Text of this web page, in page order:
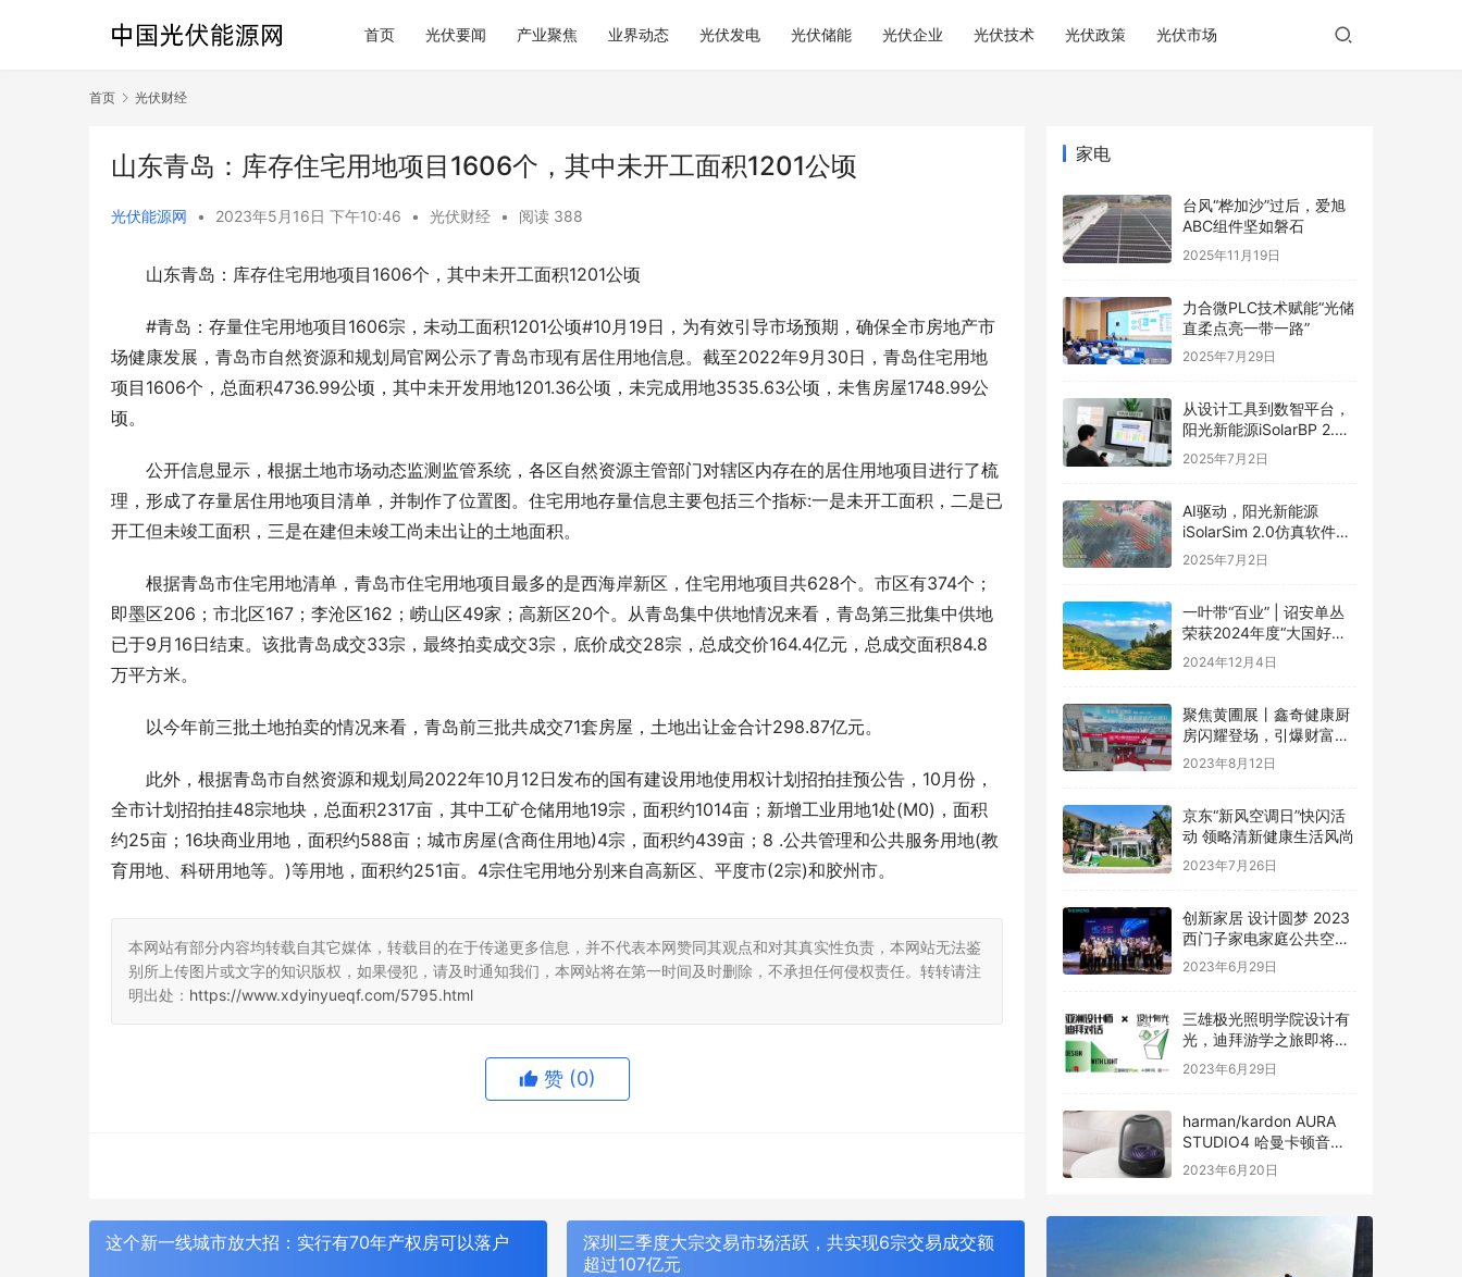
首页 光伏要闻 产业聚焦 业界动态 光伏发电 光伏储能 光伏企业 光伏技术 光伏政策 光伏市场
首页 光伏财经
山东青岛：库存住宅用地项目1606个，其中未开工面积1201公顷
光伏能源网 • 2023年5月16日 下午10:46 • 光伏财经 • 阅读 388
山东青岛：库存住宅用地项目1606个，其中未开工面积1201公顷
#青岛：存量住宅用地项目1606宗，未动工面积1201公顷#10月19日，为有效引导市场预期，确保全市房地产市
场健康发展，青岛市自然资源和规划局官网公示了青岛市现有居住用地信息。截至2022年9月30日，青岛住宅用地
项目1606个，总面积4736.99公顷，其中未开发用地1201.36公顷，未完成用地3535.63公顷，未售房屋1748.99公
顷。
公开信息显示，根据土地市场动态监测监管系统，各区自然资源主管部门对辖区内存在的居住用地项目进行了梳
理，形成了存量居住用地项目清单，并制作了位置图。住宅用地存量信息主要包括三个指标:一是未开工面积，二是已
开工但未竣工面积，三是在建但未竣工尚未出让的土地面积。
根据青岛市住宅用地清单，青岛市住宅用地项目最多的是西海岸新区，住宅用地项目共628个。市区有374个；
即墨区206；市北区167；李沧区162；崂山区49家；高新区20个。从青岛集中供地情况来看，青岛第三批集中供地
已于9月16日结束。该批青岛成交33宗，最终拍卖成交3宗，底价成交28宗，总成交价164.4亿元，总成交面积84.8
万平方米。
以今年前三批土地拍卖的情况来看，青岛前三批共成交71套房屋，土地出让金合计298.87亿元。
此外，根据青岛市自然资源和规划局2022年10月12日发布的国有建设用地使用权计划招拍挂预公告，10月份，
全市计划招拍挂48宗地块，总面积2317亩，其中工矿仓储用地19宗，面积约1014亩；新增工业用地1处(M0)，面积
约25亩；16块商业用地，面积约588亩；城市房屋(含商住用地)4宗，面积约439亩；8 .公共管理和公共服务用地(教
育用地、科研用地等。)等用地，面积约251亩。4宗住宅用地分别来自高新区、平度市(2宗)和胶州市。
本网站有部分内容均转载自其它媒体，转载目的在于传递更多信息，并不代表本网赞同其观点和对其真实性负责，本网站无法鉴
别所上传图片或文字的知识版权，如果侵犯，请及时通知我们，本网站将在第一时间及时删除，不承担任何侵权责任。转转请注
明出处： https://www.xdyinyueqf.com/5795.html
赞 (0)
这个新一线城市放大招：实行有70年产权房可以落户
深圳三季度大宗交易市场活跃，共实现6宗交易成交额
超过107亿元
家电
台风“桦加沙”过后，爱旭
ABC组件坚如磐石
2025年11月19日
力合微PLC技术赋能“光储
直柔点亮一带一路”
2025年7月29日
从设计工具到数智平台，
阳光新能源iSolarBP 2.0
重塑分布式电站设计范
2025年7月2日
AI驱动，阳光新能源
iSolarSim 2.0仿真软件引
领光伏智能评估新时代！
2025年7月2日
一叶带“百业” | 诏安单丛
荣获2024年度“大国好货·
一县一品”特色品牌
2024年12月4日
聚焦黄圃展丨鑫奇健康厨
房闪耀登场，引爆财富盛
宴
2023年8月12日
京东“新风空调日”快闪活
动 领略清新健康生活风尚
2023年7月26日
创新家居 设计圆梦 2023
西门子家电家庭公共空间
设计大赛圆满礼成
2023年6月29日
三雄极光照明学院设计有
光，迪拜游学之旅即将启
程
2023年6月29日
harman/kardon AURA
STUDIO4 哈曼卡顿音乐
琉璃四代全新发布
2023年6月20日